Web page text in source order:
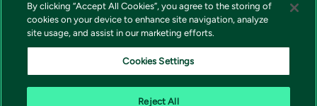
Försäljningsprogram
från tillverkaren
HP Smart Buy
TCO-certifierad, generation 10, för bärbara
datorer, ENERGY STAR-godkänd
By clicking “Accept All Cookies”, you agree to the storing of
cookies on your device to enhance site navigation, analyze
site usage, and assist in our marketing efforts.
Cookies Settings
Reject All